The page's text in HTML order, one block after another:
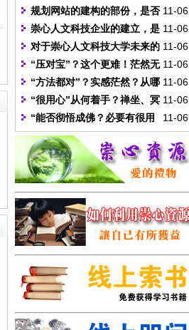
点，网络信息既然可直通虚空无
极，不知恩师看后觉得可行否，站
堂提供支持SQL数据库的服务器平
台，即可实现。
务要推动，是否可请所有学生宗生
选其中一项或几项自己所专业的来
一起实行，并从企划案中按部就班
具推广的能量。
11-06
规划网站的建构的部份，是否
请恩师开示建构的主题和方向，让
全体能有一个主题和方向性的共
识，把一个完整却有具足所有信息
11-06
崇心人文科技企业的建立，是
否有水资源和蓝金企业来做开始？
11-06
对于崇心人文科技大学未来的
实际建立，是否请恩师能开示大学
之主题与方向，让全体有一个方向
去建立。
11-06
“压对宝”？这个更难！茫然无
知一切的人，怎么知道在哪里才
能，才是“压对宝”？
11-06
“方法都对”？实感茫然？从哪
里能知道“都对”呢？
11-06
“很用心”从何着手？禅坐、冥
想；弘法、传道？
11-06
“能否彻悟成佛？必要有很用
心，甚且方法都对，尚要压对宝，
才会来成就的，缺一不可。”